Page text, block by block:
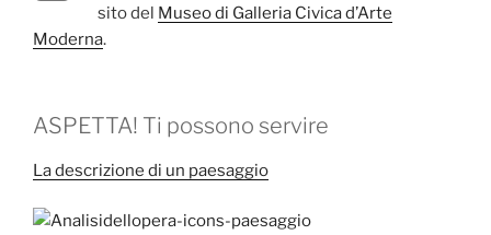
sito del Museo di Galleria Civica d’Arte
Moderna.
ASPETTA! Ti possono servire
La descrizione di un paesaggio